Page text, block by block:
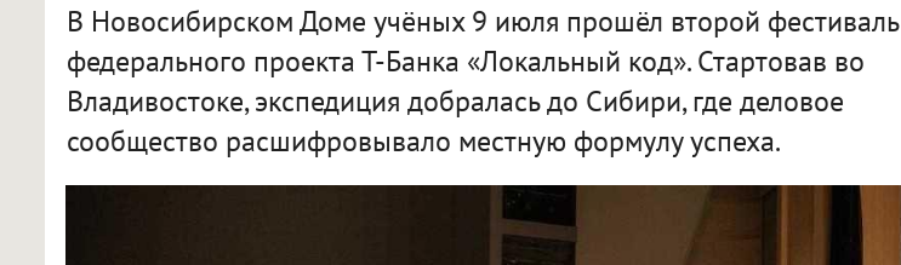
В Новосибирском Доме учёных 9 июля прошёл второй фестиваль
федерального проекта Т-Банка «Локальный код». Стартовав во
Владивостоке, экспедиция добралась до Сибири, где деловое
сообщество расшифровывало местную формулу успеха.